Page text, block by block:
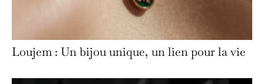
Loujem : Un bijou unique, un lien pour la vie